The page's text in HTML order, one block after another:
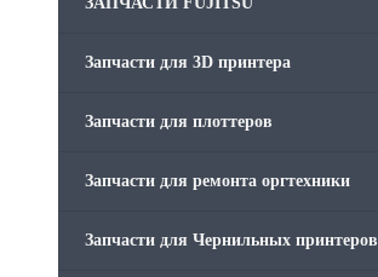
Запчасти для 3D принтера
Запчасти для плоттеров
Запчасти для ремонта оргтехники
Запчасти для Чернильных принтеров